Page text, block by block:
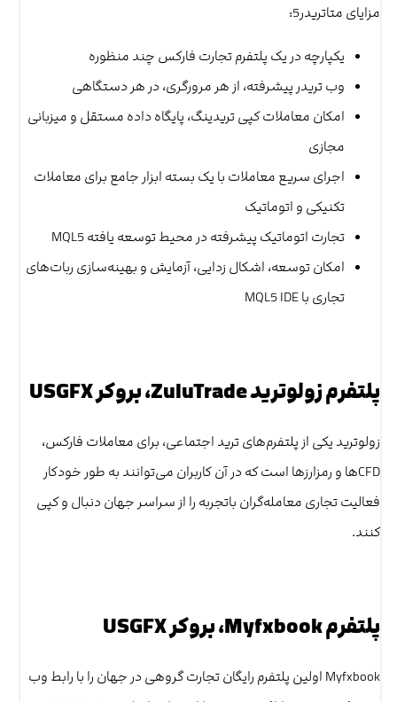
مزایای متاتریدر5:
یکپارچه در یک پلتفرم تجارت فارکس چند منظوره
وب تریدر پیشرفته، از هر مرورگری، در هر دستگاهی
امکان معاملات کپی تریدینگ، پایگاه داده مستقل و میزبانی
مجازی
اجرای سریع معاملات با یک بسته ابزار جامع برای معاملات
تکنیکی و اتوماتیک
تجارت اتوماتیک پیشرفته در محیط توسعه یافته MQL5
امکان توسعه، اشکال زدایی، آزمایش و بهینه‌سازی ربات‌های
تجاری با MQL5 IDE
پلتفرم زولوترید ZuluTrade، بروکر USGFX
زولوترید یکی از پلتفرم‌های ترید اجتماعی، برای معاملات فارکس،
CFD‌ها و رمزارزها است که در آن کاربران می‌توانند به طور خودکار
فعالیت تجاری معامله‌گران باتجربه را از سراسر جهان دنبال و کپی
کنند.
پلتفرم Myfxbook، بروکر USGFX
Myfxbook اولین پلتفرم رایگان تجارت گروهی در جهان را با رابط وب